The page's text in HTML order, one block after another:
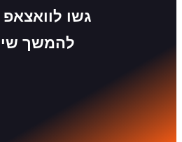
גשו
להמשך